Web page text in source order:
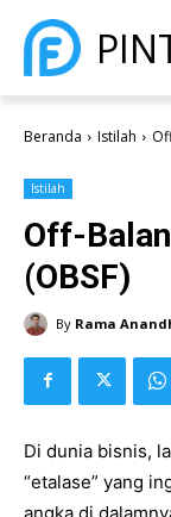
Beranda Istilah
Istilah
Off-
(OBSF)
By Rama
Di dunia bisnis,
“etalase” yang
angka di